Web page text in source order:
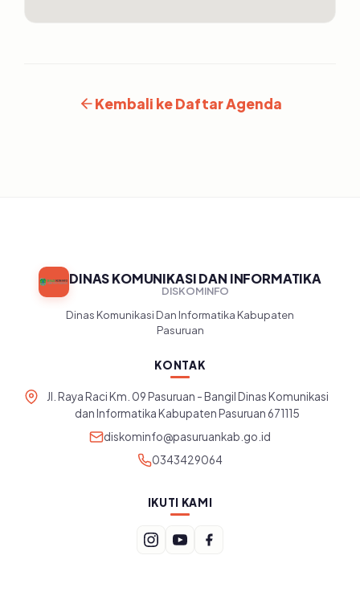
Kembali ke Daftar Agenda
DINAS KOMUNIKASI DAN INFORMATIKA
DISKOMINFO
Dinas Komunikasi Dan Informatika Kabupaten
Pasuruan
KONTAK
Jl. Raya Raci Km. 09 Pasuruan - Bangil Dinas Komunikasi
dan Informatika Kabupaten Pasuruan 671115
diskominfo@pasuruankab.go.id
0343429064
IKUTI KAMI